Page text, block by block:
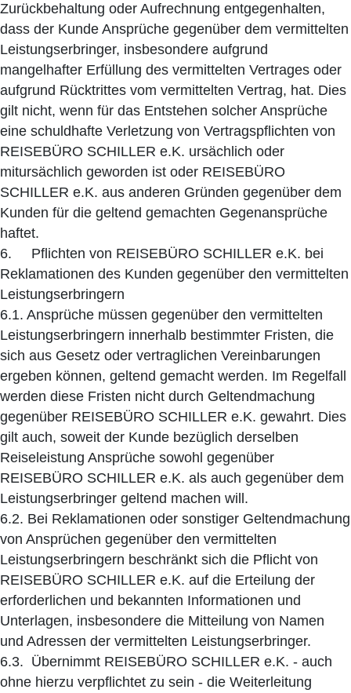
Zurückbehaltung oder Aufrechnung entgegenhalten,
dass der Kunde Ansprüche gegenüber dem vermittelten
Leistungserbringer, insbesondere aufgrund
mangelhafter Erfüllung des vermittelten Vertrages oder
aufgrund Rücktrittes vom vermittelten Vertrag, hat. Dies
gilt nicht, wenn für das Entstehen solcher Ansprüche
eine schuldhafte Verletzung von Vertragspflichten von
REISEBÜRO SCHILLER e.K. ursächlich oder
mitursächlich geworden ist oder REISEBÜRO
SCHILLER e.K. aus anderen Gründen gegenüber dem
Kunden für die geltend gemachten Gegenansprüche
haftet.
6. Pflichten von REISEBÜRO SCHILLER e.K. bei
Reklamationen des Kunden gegenüber den vermittelten
Leistungserbringern
6.1. Ansprüche müssen gegenüber den vermittelten
Leistungserbringern innerhalb bestimmter Fristen, die
sich aus Gesetz oder vertraglichen Vereinbarungen
ergeben können, geltend gemacht werden. Im Regelfall
werden diese Fristen nicht durch Geltendmachung
gegenüber REISEBÜRO SCHILLER e.K. gewahrt. Dies
gilt auch, soweit der Kunde bezüglich derselben
Reiseleistung Ansprüche sowohl gegenüber
REISEBÜRO SCHILLER e.K. als auch gegenüber dem
Leistungserbringer geltend machen will.
6.2. Bei Reklamationen oder sonstiger Geltendmachung
von Ansprüchen gegenüber den vermittelten
Leistungserbringern beschränkt sich die Pflicht von
REISEBÜRO SCHILLER e.K. auf die Erteilung der
erforderlichen und bekannten Informationen und
Unterlagen, insbesondere die Mitteilung von Namen
und Adressen der vermittelten Leistungserbringer.
6.3. Übernimmt REISEBÜRO SCHILLER e.K. - auch
ohne hierzu verpflichtet zu sein - die Weiterleitung